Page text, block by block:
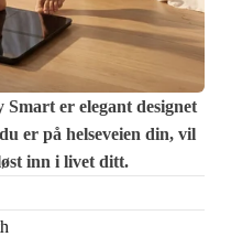
er elegant designet
er på helseveien din, vil
inn i livet ditt.